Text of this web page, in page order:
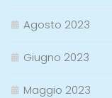
Agosto 2023
Giugno 2023
Maggio 2023